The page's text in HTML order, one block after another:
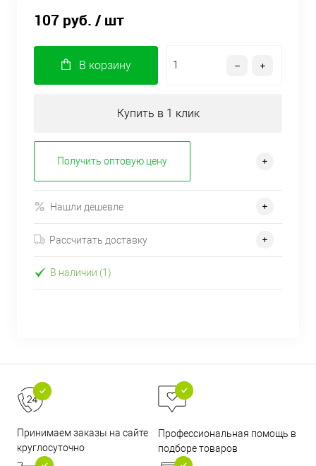
107 руб. / шт
В корзину
Купить в 1 клик
Получить оптовую цену
Нашли дешевле
Рассчитать доставку
В наличии (1)
Принимаем заказы на сайте
круглосуточно
Профессиональная помощь в
подборе товаров